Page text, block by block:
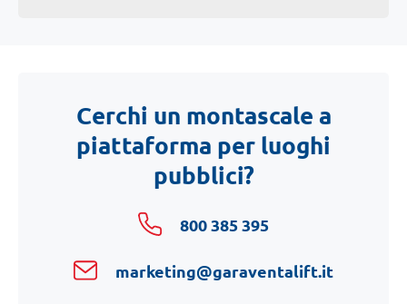
Cerchi un montascale a
piattaforma per luoghi
pubblici?
800 385 395
marketing@garaventalift.it